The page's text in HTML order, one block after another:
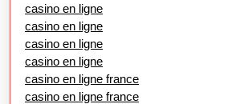
casino en ligne
casino en ligne
casino en ligne
casino en ligne
casino en ligne france
casino en ligne france